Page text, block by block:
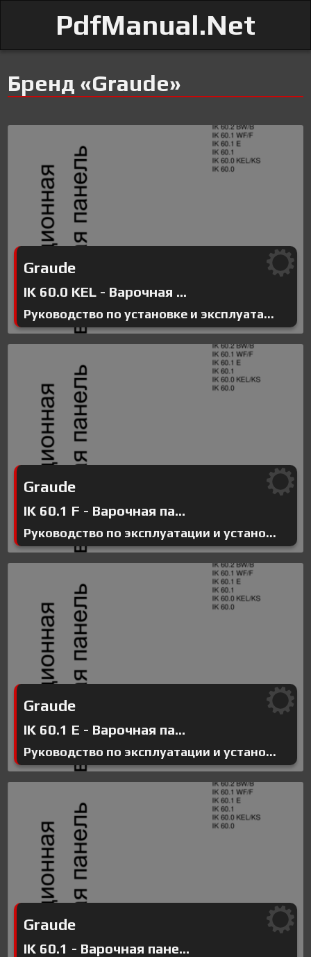
PdfManual.Net
Бренд «Graude»
Graude
IK 60.0 KEL - Варочная ...
Руководство по установке и эксплуата...
Graude
IK 60.1 F - Варочная па...
Руководство по эксплуатации и устано...
Graude
IK 60.1 E - Варочная па...
Руководство по эксплуатации и устано...
Graude
IK 60.1 - Варочная пане...